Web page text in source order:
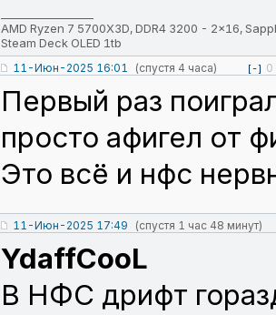
AMD Ryzen 7 5700X3D, DDR4 3200 - 2x16,
Steam Deck OLED 1tb
11-Июн-2025 16:01 (спустя 4 часа) [-] 0
Первый раз
просто афигел от
Это всё и нфс
11-Июн-2025 17:49 (спустя 1 час 48 минут)
YdaffCooL
В НФС дрифт